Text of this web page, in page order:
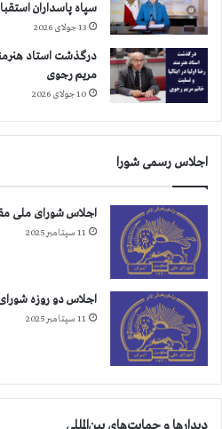
سپاه پاسداران
13 جولای 2026
درگذشت استاد
مریم رجوی
10 جولای 2026
اجلاس رسمی شورا
اجلاس شورای ملی
11 سپتامبر 2025
اجلاس دو روزه
11 سپتامبر 2025
دیدارها و حمایت‌های بین‌المللی